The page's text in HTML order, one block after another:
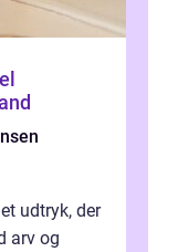
udtryk, der
arv og